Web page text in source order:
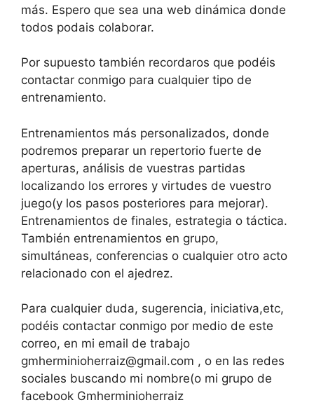
más. Espero que sea una web dinámica donde
todos podais colaborar.
Por supuesto también recordaros que podéis
contactar conmigo para cualquier tipo de
entrenamiento.
Entrenamientos más personalizados, donde
podremos preparar un repertorio fuerte de
aperturas, análisis de vuestras partidas
localizando los errores y virtudes de vuestro
juego(y los pasos posteriores para mejorar).
Entrenamientos de finales, estrategia o táctica.
También entrenamientos en grupo,
simultáneas, conferencias o cualquier otro acto
relacionado con el ajedrez.
Para cualquier duda, sugerencia, iniciativa,etc,
podéis contactar conmigo por medio de este
correo, en mi email de trabajo
gmherminioherraiz@gmail.com , o en las redes
sociales buscando mi nombre(o mi grupo de
facebook Gmherminioherraiz